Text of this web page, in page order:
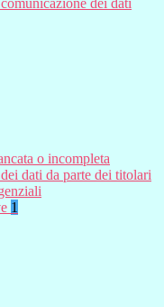
dei dati
o incompleta
dati da parte dei titolari
1